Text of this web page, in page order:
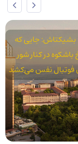
محله آکسارای:
واقعی در سایه